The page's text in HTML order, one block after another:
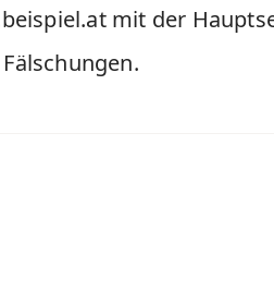
mit der